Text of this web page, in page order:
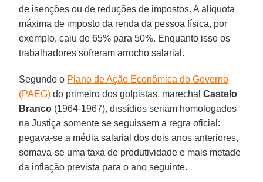
de isenções ou de reduções de impostos. A alíquota
máxima de imposto da renda da pessoa física, por
exemplo, caiu de 65% para 50%. Enquanto isso os
trabalhadores sofreram arrocho salarial.
Segundo o Plano de Ação Econômica do Governo
(PAEG) do primeiro dos golpistas, marechalCastelo
Branco (1964-1967), dissídios seriam homologados
na Justiça somente se seguissem a regra oficial:
pegava-se a média salarial dos dois anos anteriores,
somava-se uma taxa de produtividade e mais metade
da inflação prevista para o ano seguinte.